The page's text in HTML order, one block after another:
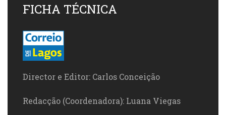
FICHA TÉCNICA
Director e Editor: Carlos Conceição
Redacção (Coordenadora): Luana Viegas